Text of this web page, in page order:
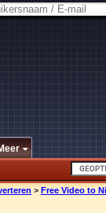
> Free Video to